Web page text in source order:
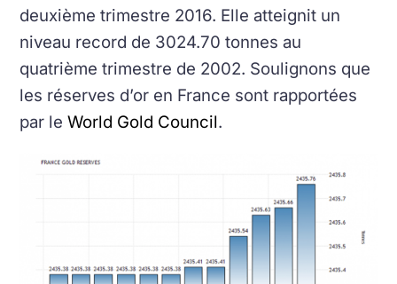
deuxième trimestre 2016. Elle atteignit un
niveau record de 3024.70 tonnes au
quatrième trimestre de 2002. Soulignons que
les réserves d’or en France sont rapportées
par leWorld Gold Council.